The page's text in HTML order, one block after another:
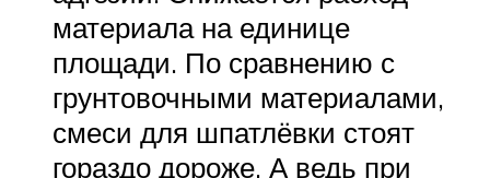
материала на единице
площади. По сравнению с
грунтовочными материалами,
смеси для шпатлёвки стоят
гораздо дороже. А ведь при